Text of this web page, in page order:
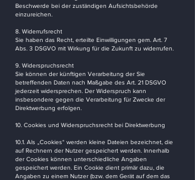
Beschwerde bei der zuständigen Aufsichtsbehörde
einzureichen.
8. Widerrufsrecht
Sie haben das Recht, erteilte Einwilligungen gem. Art. 7
Abs. 3 DSGVO mit Wirkung für die Zukunft zu widerrufen.
9. Widerspruchsrecht
Sie können der künftigen Verarbeitung der Sie
betreffenden Daten nach Maßgabe des Art. 21 DSGVO
jederzeit widersprechen. Der Widerspruch kann
insbesondere gegen die Verarbeitung für Zwecke der
Direktwerbung erfolgen.
10. Cookies und Widerspruchsrecht bei Direktwerbung
10.1. Als „Cookies“ werden kleine Dateien bezeichnet, die
auf Rechnern der Nutzer gespeichert werden. Innerhalb
der Cookies können unterschiedliche Angaben
gespeichert werden. Ein Cookie dient primär dazu, die
Angaben zu einem Nutzer (bzw. dem Gerät auf dem das